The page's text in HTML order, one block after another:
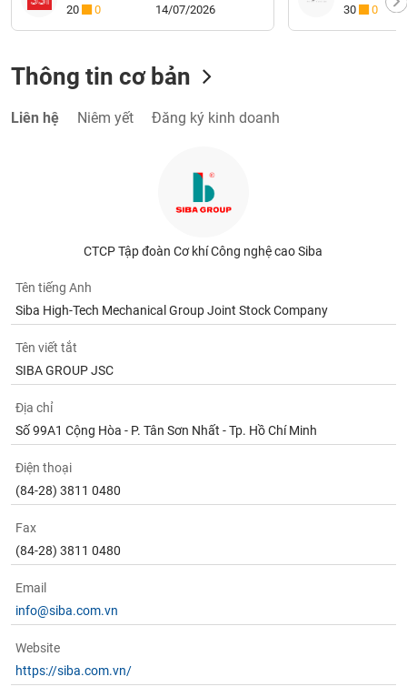
20 0 14/07/2026 30 0
Thông tin cơ bản
Liên hệ Niêm yết Đăng ký kinh doanh
CTCP Tập đoàn Cơ khí Công nghệ cao Siba
Tên tiếng Anh
Siba High-Tech Mechanical Group Joint Stock Company
Tên viết tắt
SIBA GROUP JSC
Địa chỉ
Số 99A1 Cộng Hòa - P. Tân Sơn Nhất - Tp. Hồ Chí Minh
Điện thoại
(84-28) 3811 0480
Fax
(84-28) 3811 0480
Email
info@siba.com.vn
Website
https://siba.com.vn/